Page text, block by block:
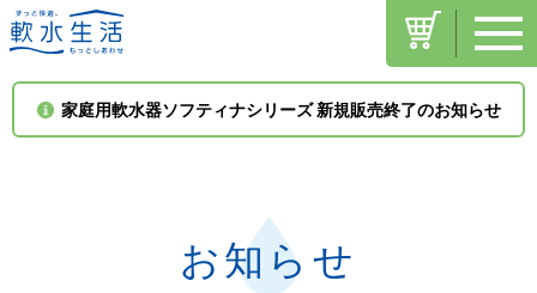
家庭用軟水器ソフティナシリーズ 新規販売終了のお知らせ
toggle
お知らせ